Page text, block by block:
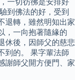
一切彷彿是安排好
到佛法的好，受到
退轉，雖然明知出家
，一向抱著隨緣的
休後，因師父的慈悲
到的。 果字輩法師
謝師父開方便門、家